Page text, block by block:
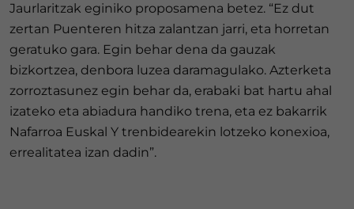
Jaurlaritzak eginiko proposamena betez. “Ez dut
zertan Puenteren hitza zalantzan jarri, eta horretan
geratuko gara. Egin behar dena da gauzak
bizkortzea, denbora luzea daramagulako. Azterketa
zorroztasunez egin behar da, erabaki bat hartu ahal
izateko eta abiadura handiko trena, eta ez bakarrik
Nafarroa Euskal Y trenbidearekin lotzeko konexioa,
errealitatea izan dadin”.